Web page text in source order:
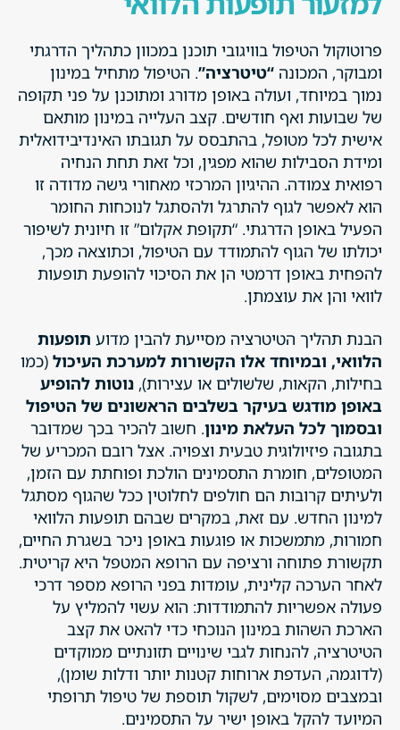
פרוטוקול הטיפול בוויגובי תוכנן במכוון כתהליך הדרגתי
ומבוקר, המכונה “טיטרציה”. הטיפול מתחיל במינון
נמוך במיוחד, ועולה באופן מדורג ומתוכנן על פני תקופה
של שבועות ואף חודשים. קצב העלייה במינון מותאם
אישית לכל מטופל, בהתבסס על תגובתו האינדיבידואלית
ומידת הסבילות שהוא מפגין, וכל זאת תחת הנחיה
רפואית צמודה. ההיגיון המרכזי מאחורי גישה מדודה זו
הוא לאפשר לגוף להתרגל ולהסתגל לנוכחות החומר
הפעיל באופן הדרגתי. “תקופת אקלום” זו חיונית לשיפור
יכולתו של הגוף להתמודד עם הטיפול, וכתוצאה מכך,
להפחית באופן דרמטי הן את הסיכוי להופעת תופעות
לוואי והן את עוצמתן.
הבנת תהליך הטיטרציה מסייעת להבין מדוע תופעות
הלוואי, ובמיוחד אלו הקשורות למערכת העיכול (כמו
בחילות, הקאות, שלשולים או עצירות), נוטות להופיע
באופן מודגש בעיקר בשלבים הראשונים של הטיפול
ובסמוך לכל העלאת מינון. חשוב להכיר בכך שמדובר
בתגובה פיזיולוגית טבעית וצפויה. אצל רובם המכריע של
המטופלים, חומרת התסמינים הולכת ופוחתת עם הזמן,
ולעיתים קרובות הם חולפים לחלוטין ככל שהגוף מסתגל
למינון החדש. עם זאת, במקרים שבהם תופעות הלוואי
חמורות, מתמשכות או פוגעות באופן ניכר בשגרת החיים,
תקשורת פתוחה ורציפה עם הרופא המטפל היא קריטית.
לאחר הערכה קלינית, עומדות בפני הרופא מספר דרכי
פעולה אפשריות להתמודדות: הוא עשוי להמליץ על
הארכת השהות במינון הנוכחי כדי להאט את קצב
הטיטרציה, להנחות לגבי שינויים תזונתיים ממוקדים
(לדוגמה, העדפת ארוחות קטנות יותר ודלות שומן),
ובמצבים מסוימים, לשקול תוספת של טיפול תרופתי
המיועד להקל באופן ישיר על התסמינים.